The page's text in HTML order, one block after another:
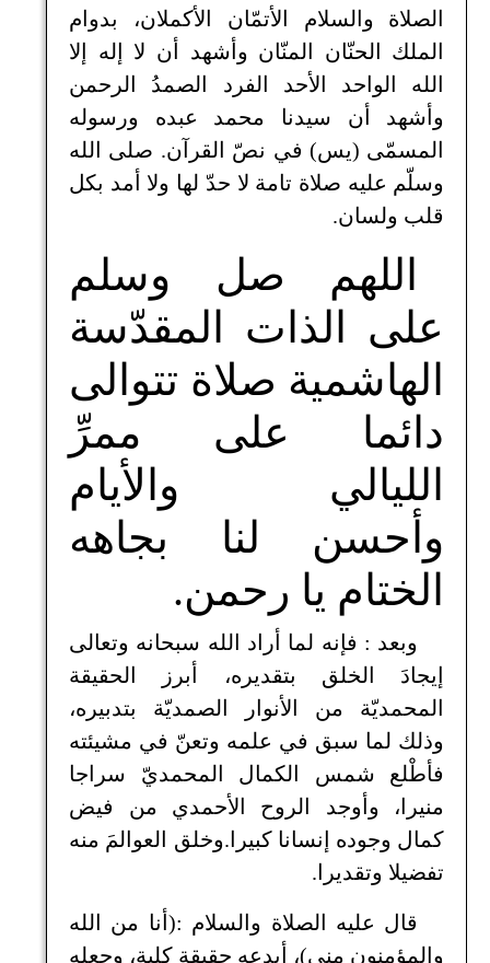
الصلاة والسلام الأتمّان الأكملان، بدوام
الملك الحنّان المنّان وأشهد أن لا إله إلا
الله الواحد الأحد الفرد الصمدُ الرحمن
وأشهد أن سيدنا محمد عبده ورسوله
المسمّى (يس) في نصّ القرآن. صلى الله
وسلّم عليه صلاة تامة لا حدّ لها ولا أمد بكل
قلب ولسان.
اللهم صل وسلم
على الذات المقدّسة
الهاشمية صلاة تتوالى
دائما على ممرِّ
الليالي والأيام
وأحسن لنا بجاهه
الختام يا رحمن.
وبعد : فإنه لما أراد الله سبحانه وتعالى
إيجادَ الخلق بتقديره، أبرز الحقيقة
المحمديّة من الأنوار الصمديّة بتدبيره،
وذلك لما سبق في علمه وتعنّ في مشيئته
فأطْلع شمس الكمال المحمديّ سراجا
منيرا، وأوجد الروح الأحمدي من فيض
كمال وجوده إنسانا كبيرا.وخلق العوالمَ منه
تفضيلا وتقديرا.
قال عليه الصلاة والسلام :(أنا من الله
والمؤمنون مني)، أبدعه حقيقة كلية، وجعله